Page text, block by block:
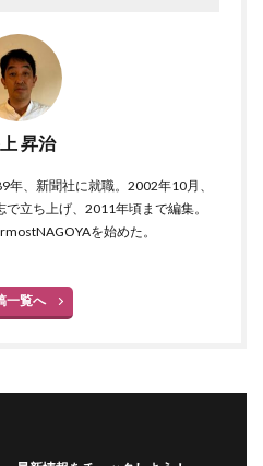
昇治
、新聞社に就職。2002年10月、
立ち上げ、2011年頃まで編集。
を始めた。
一覧へ